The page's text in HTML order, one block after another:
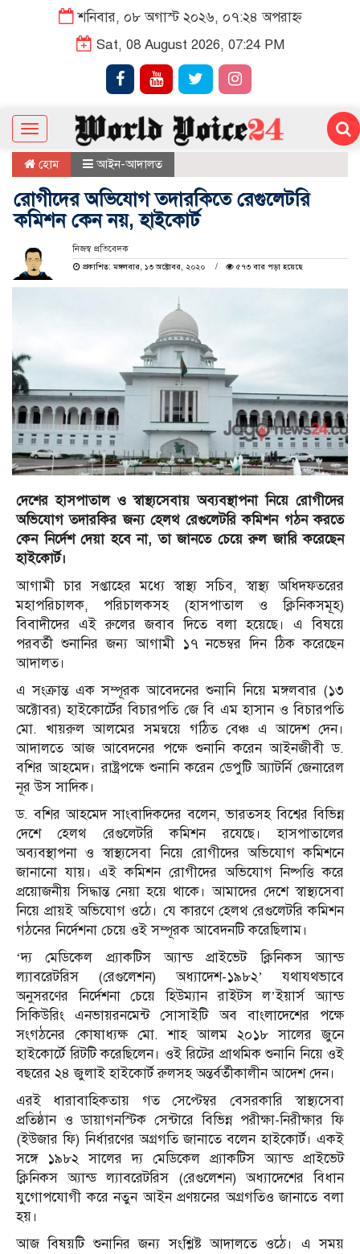
শনিবার, ০৮ অগাস্ট ২০২৬, ০৭:২৪ অপরাহ্ন
Sat, 08 August 2026, 07:24 PM
Toggle
navigation
হোম আইন-আদালত
রোগীদের অভিযোগ তদারকিতে রেগুলেটরি
কমিশন কেন নয়, হাইকোর্ট
নিজস্ব প্রতিবেদক
প্রকাশিত: মঙ্গলবার, ১৩ অক্টোবর, ২০২০
৫৭৩ বার পড়া হয়েছে
দেশের হাসপাতাল ও স্বাস্থ্যসেবায় অব্যবস্থাপনা নিয়ে রোগীদের
অভিযোগ তদারকির জন্য হেলথ রেগুলেটরি কমিশন গঠন করতে
কেন নির্দেশ দেয়া হবে না, তা জানতে চেয়ে রুল জারি করেছেন
হাইকোর্ট।
আগামী চার সপ্তাহের মধ্যে স্বাস্থ্য সচিব, স্বাস্থ্য অধিদফতরের
মহাপরিচালক, পরিচালকসহ (হাসপাতাল ও ক্লিনিকসমূহ)
বিবাদীদের এই রুলের জবাব দিতে বলা হয়েছে। এ বিষয়ে
পরবর্তী শুনানির জন্য আগামী ১৭ নভেম্বর দিন ঠিক করেছেন
আদালত।
এ সংক্রান্ত এক সম্পূরক আবেদনের শুনানি নিয়ে মঙ্গলবার (১৩
অক্টোবর) হাইকোর্টের বিচারপতি জে বি এম হাসান ও বিচারপতি
মো. খায়রুল আলমের সমন্বয়ে গঠিত বেঞ্চ এ আদেশ দেন।
আদালতে আজ আবেদনের পক্ষে শুনানি করেন আইনজীবী ড.
বশির আহমেদ। রাষ্ট্রপক্ষে শুনানি করেন ডেপুটি অ্যাটর্নি জেনারেল
নূর উস সাদিক।
ড. বশির আহমেদ সাংবাদিকদের বলেন, ভারতসহ বিশ্বের বিভিন্ন
দেশে হেলথ রেগুলেটরি কমিশন রযেছে। হাসপাতালের
অব্যবস্থাপনা ও স্বাস্থ্যসেবা নিয়ে রোগীদের অভিযোগ কমিশনে
জানানো যায়। এই কমিশন রোগীদের অভিযোগ নিষ্পত্তি করে
প্রয়োজনীয় সিদ্ধান্ত নেয়া হয়ে থাকে। আমাদের দেশে স্বাস্থ্যসেবা
নিয়ে প্রায়ই অভিযোগ ওঠে। যে কারণে হেলথ রেগুলেটরি কমিশন
গঠনের নির্দেশনা চেয়ে ওই সম্পূরক আবেদনটি করেছিলাম।
‘দ্য মেডিকেল প্র্যাকটিস অ্যান্ড প্রাইভেট ক্লিনিকস অ্যান্ড
ল্যাবরেটরিস (রেগুলেশন) অধ্যাদেশ-১৯৮২’ যথাযথভাবে
অনুসরণের নির্দেশনা চেয়ে হিউম্যান রাইটস ল’ইয়ার্স অ্যান্ড
সিকিউরিং এনভায়রনমেন্ট সোসাইটি অব বাংলাদেশের পক্ষে
সংগঠনের কোষাধ্যক্ষ মো. শাহ আলম ২০১৮ সালের জুনে
হাইকোর্টে রিটটি করেছিলেন। ওই রিটের প্রাথমিক শুনানি নিয়ে ওই
বছরের ২৪ জুলাই হাইকোর্ট রুলসহ অন্তর্বর্তীকালীন আদেশ দেন।
এরই ধারাবাহিকতায় গত সেপ্টেম্বর বেসরকারি স্বাস্থ্যসেবা
প্রতিষ্ঠান ও ডায়াগনস্টিক সেন্টারে বিভিন্ন পরীক্ষা-নিরীক্ষার ফি
(ইউজার ফি) নির্ধারণের অগ্রগতি জানাতে বলেন হাইকোর্ট। একই
সঙ্গে ১৯৮২ সালের দ্য মেডিকেল প্র্যাকটিস অ্যান্ড প্রাইভেট
ক্লিনিকস অ্যান্ড ল্যাবরেটরিস (রেগুলেশন) অধ্যাদেশের বিধান
যুগোপযোগী করে নতুন আইন প্রণয়নের অগ্রগতিও জানাতে বলা
হয়।
আজ বিষয়টি শুনানির জন্য সংশ্লিষ্ট আদালতে ওঠে। এ সময়